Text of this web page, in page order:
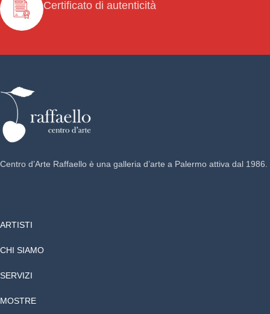
Certificato di autenticità
Centro d’Arte Raffaello è una galleria d’arte a Palermo attiva dal 1986.
ARTISTI
CHI SIAMO
SERVIZI
MOSTRE